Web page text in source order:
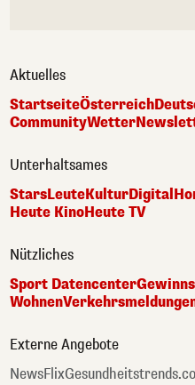
Aktuelles
StartseiteÖsterreich
CommunityWetter
Unterhaltsames
StarsLeuteKulturDigital
Heute KinoHeute TV
Nützliches
Sport Datencenter
Wohnen
Externe Angebote
NewsFlix